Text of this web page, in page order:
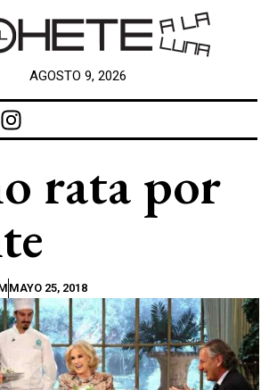
AGOSTO 9, 2026
rata por
MAYO 25, 2018